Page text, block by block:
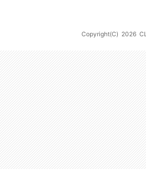
Copyright(C) 2026